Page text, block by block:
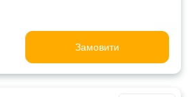
Замовити